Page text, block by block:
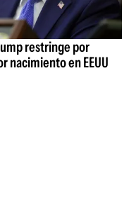
restringe por
nacimiento en EEUU